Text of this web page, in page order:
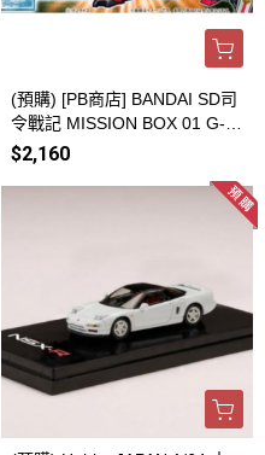
(預購) [PB商店] BANDAI SD司
令戰記 MISSION BOX 01 G-A
RMS篇 20260812
$2,160